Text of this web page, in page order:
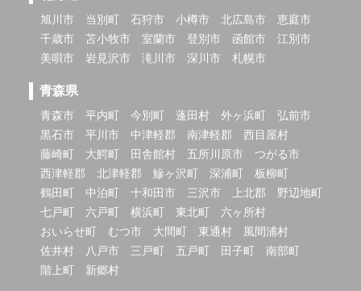
旭川市 当別町 石狩市 小樽市 北広島市
恵庭市
千歳市
苫小牧市 室蘭市 登別市 函館市
江別市
美唄市
岩見沢市 滝川市 深川市 札幌市
青森県
青森市 平内町 今別町 蓬田村 外ヶ浜町
弘前市
黒石市
平川市 中津軽郡 南津軽郡
西目屋村
藤崎町
大鰐町 田舎館村 五所川原市
つがる市
西津軽郡
北津軽郡 鰺ヶ沢町 深浦町
板柳町
鶴田町
中泊町 十和田市 三沢市 上北郡
野辺地町
七戸町
六戸町 横浜町 東北町
六ヶ所村
おいらせ町
むつ市 大間町 東通村
風間浦村
佐井村
八戸市 三戸町 五戸町 田子町
南部町
階上町
新郷村